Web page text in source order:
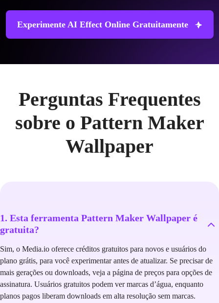
Experimente AI Effect Online Gratuitamente
Perguntas Frequentes
sobre o Pattern Maker
Wallpaper
1. Esta ferramenta Pattern Maker Wallpaper é
gratuita?
Sim, o Media.io oferece créditos gratuitos para novos e usuários do
plano grátis, para você experimentar antes de atualizar. Se precisar de
mais gerações ou downloads, veja a página de preços para opções de
assinatura. Usuários gratuitos podem ver marcas d’água, enquanto
planos pagos liberam downloads em alta resolução sem marcas.